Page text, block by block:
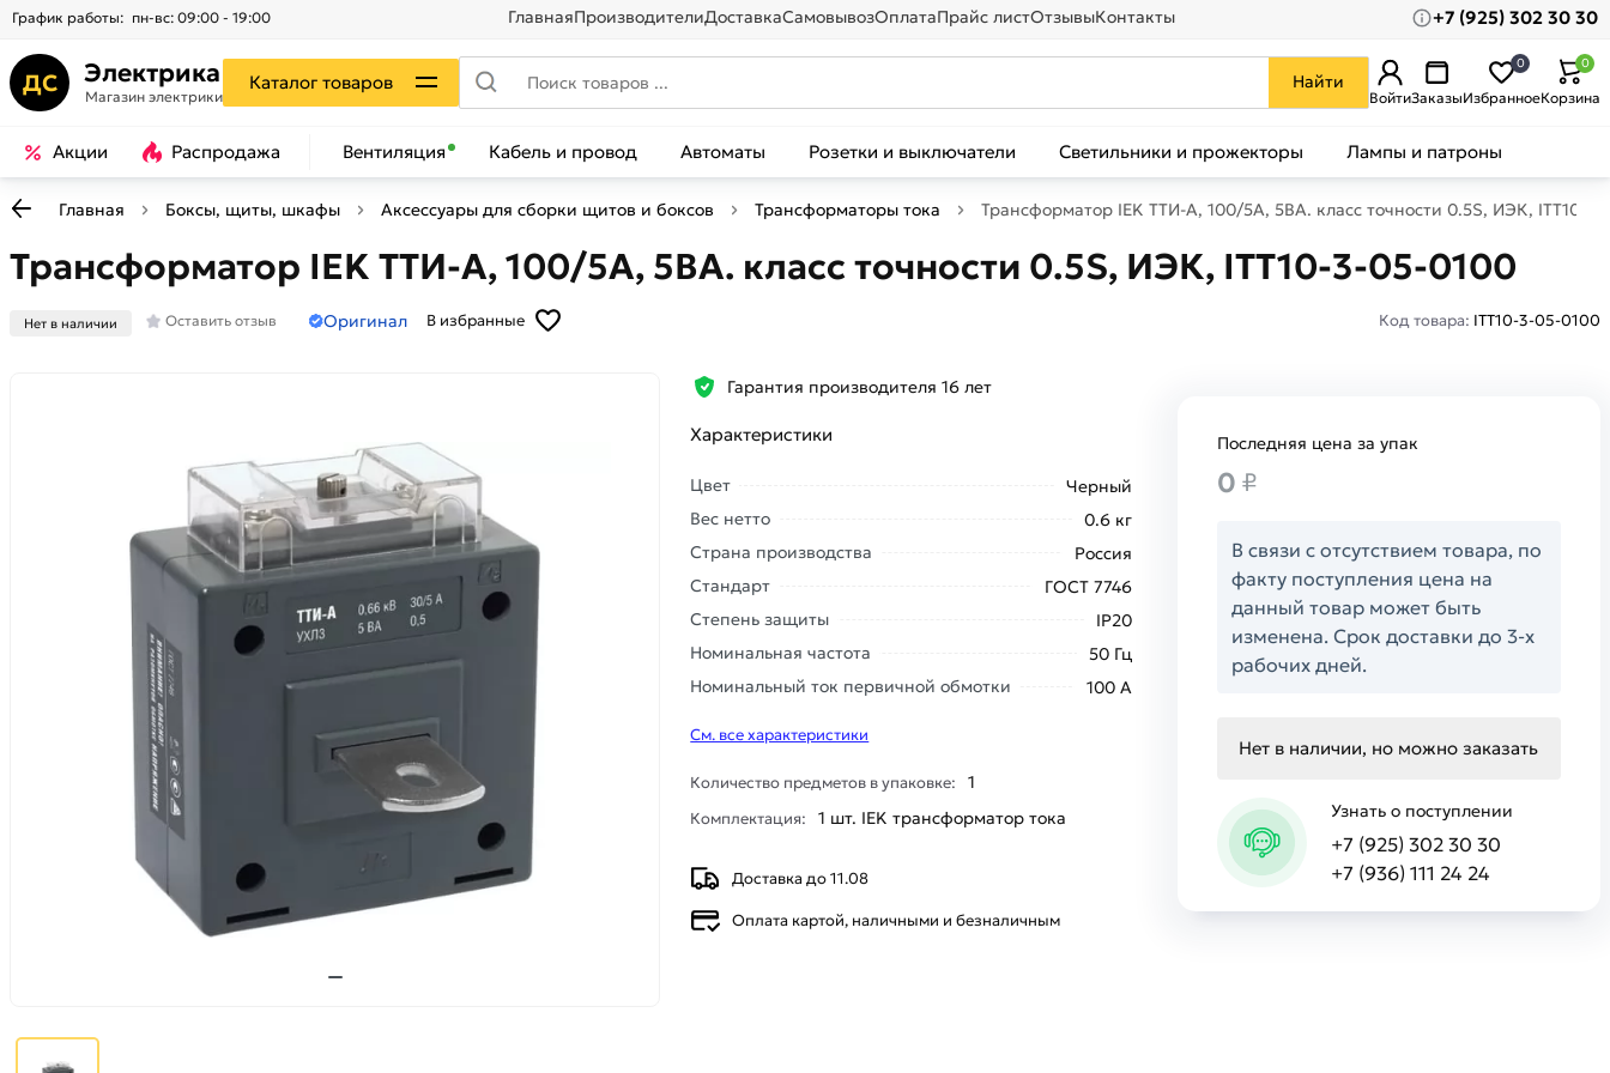
График работы: пн-вс: 09:00 - 19:00 ГлавнаяПроизводителиДоставкаСамовывозОплатаПрайс листОтзывыКонтакты +7 (925) 302 30 30
ДС Электрика
Магазин электрики
Каталог товаров Найти
ВойтиЗаказыИзбранное
0
Корзина
0
Акции Распродажа Вентиляция Кабель и провод Автоматы Розетки и выключатели Светильники и прожекторы Лампы и патроны
Главная Боксы, щиты, шкафы Аксессуары для сборки щитов и боксов Трансформаторы тока Трансформатор IEK ТТИ-А, 100/5А, 5ВА. класс точности 0.5S, ИЭК, ITT10-3-
Трансформатор IEK ТТИ-А, 100/5А, 5ВА. класс точности 0.5S, ИЭК, ITT10-3-05-0100
Нет в наличии Оставить отзыв Оригинал В избранные Код товара: ITT10-3-05-0100
Гарантия производителя 16 лет
Характеристики
Цвет
Черный
Вес нетто
0.6 кг
Страна производства
Россия
Стандарт
ГОСТ 7746
Степень защиты
IP20
Номинальная частота
50 Гц
Номинальный ток первичной обмотки
100 А
См. все характеристики
Количество предметов в упаковке: 1
Комплектация: 1 шт. IEK трансформатор тока
Доставка до 11.08
Оплата картой, наличными и безналичным
Последняя цена за упак
0 ₽
В связи с отсутствием товара, по
факту поступления цена на
данный товар может быть
изменена. Срок доставки до 3-х
рабочих дней.
Нет в наличии, но можно заказать
Узнать о поступлении
+7 (925) 302 30 30
+7 (936) 111 24 24